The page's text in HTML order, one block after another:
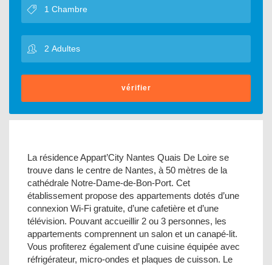
vérifier
La résidence Appart’City Nantes Quais De Loire se
trouve dans le centre de Nantes, à 50 mètres de la
cathédrale Notre-Dame-de-Bon-Port. Cet
établissement propose des appartements dotés d’une
connexion Wi-Fi gratuite, d’une cafetière et d’une
télévision. Pouvant accueillir 2 ou 3 personnes, les
appartements comprennent un salon et un canapé-lit.
Vous profiterez également d’une cuisine équipée avec
réfrigérateur, micro-ondes et plaques de cuisson. Le